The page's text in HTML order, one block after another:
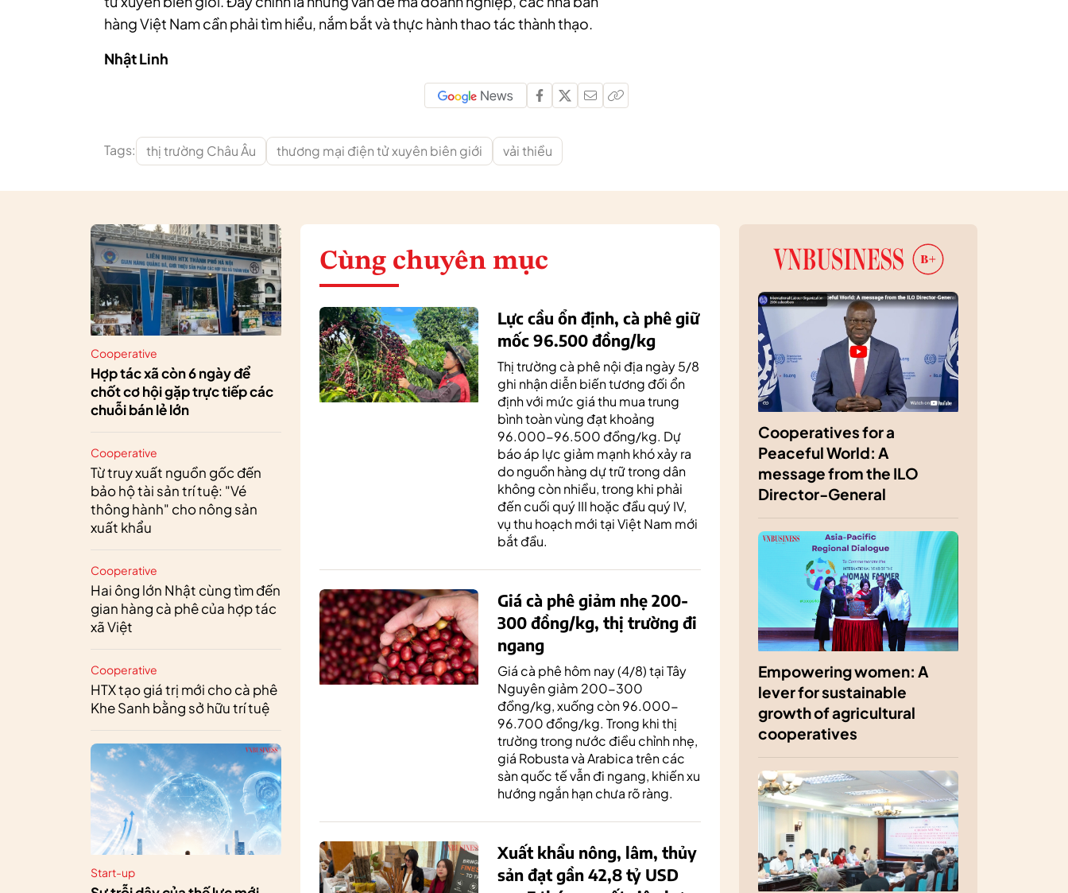
hàng Việt Nam cần phải tìm hiểu, nắm bắt và thực hành thao tác thành thạo.
Nhật Linh
Tags: thị trường Châu Âu thương mại điện tử xuyên biên giới vải thiều
Cooperative
Hợp tác xã còn 6 ngày để
chốt cơ hội gặp trực tiếp các
chuỗi bán lẻ lớn
Cooperative
Từ truy xuất nguồn gốc đến
bảo hộ tài sản trí tuệ: "Vé
thông hành" cho nông sản
xuất khẩu
Cooperative
Hai ông lớn Nhật cùng tìm đến
gian hàng cà phê của hợp tác
xã Việt
Cooperative
HTX tạo giá trị mới cho cà phê
Khe Sanh bằng sở hữu trí tuệ
Start-up
Cùng chuyên mục
Lực cầu ổn định, cà phê giữ
mốc 96.500 đồng/kg
Thị trường cà phê nội địa ngày 5/8
ghi nhận diễn biến tương đối ổn
định với mức giá thu mua trung
bình toàn vùng đạt khoảng
96.000-96.500 đồng/kg. Dự
báo áp lực giảm mạnh khó xảy ra
do nguồn hàng dự trữ trong dân
không còn nhiều, trong khi phải
đến cuối quý III hoặc đầu quý IV,
vụ thu hoạch mới tại Việt Nam mới
bắt đầu.
Giá cà phê giảm nhẹ 200-
300 đồng/kg, thị trường đi
ngang
Giá cà phê hôm nay (4/8) tại Tây
Nguyên giảm 200-300
đồng/kg, xuống còn 96.000-
96.700 đồng/kg. Trong khi thị
trường trong nước điều chỉnh nhẹ,
giá Robusta và Arabica trên các
sàn quốc tế vẫn đi ngang, khiến xu
hướng ngắn hạn chưa rõ ràng.
Xuất khẩu nông, lâm, thủy
sản đạt gần 42,8 tỷ USD
Cooperatives for a
Peaceful World: A
message from the ILO
Director-General
Empowering women: A
lever for sustainable
growth of agricultural
cooperatives